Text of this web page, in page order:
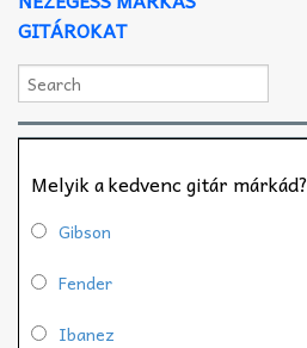
GITÁROKAT
Melyik a kedvenc gitár márkád?
Gibson
Fender
Ibanez